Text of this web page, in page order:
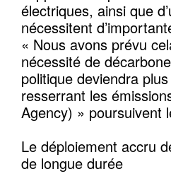
électriques, ainsi que
nécessitent
« Nous avons prévu
nécessité de
politique deviendra
resserrant les
Agency) » poursuivent
Le déploiement accru
de longue durée